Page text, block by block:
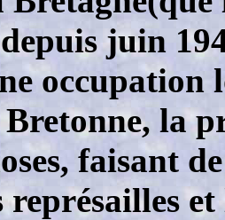
juin
occupation
la
faisant
représailles